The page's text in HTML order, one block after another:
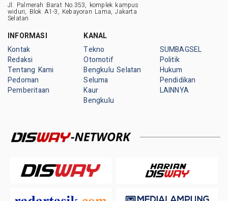
Jl. Palmerah Barat No.353, komplek kampus
widuri, Blok A1-3, Kebayoran Lama, Jakarta
Selatan
INFORMASI
Kontak
Redaksi
Tentang Kami
Pedoman
Pemberitaan
KANAL
Tekno
Otomotif
Bengkulu Selatan
Seluma
Kaur
Bengkulu
SUMBAGSEL
Politik
Hukum
Pendidikan
LAINNYA